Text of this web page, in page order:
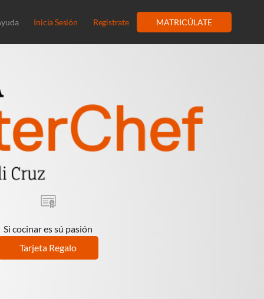
Inicia Sesión Registrate MATRICÚLATE
Si cocinar es sú pasión
Tarjeta Regalo